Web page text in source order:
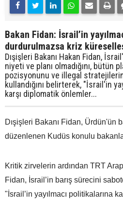
Bakan Fidan: İsrail’in
durdurulmazsa kriz
Dışişleri Bakanı Hakan Fidan,
niyeti ve planı olmadığını, bütün
pozisyonunu ve illegal
kullandığını belirterek, "İsrail'in
karşı diplomatik önlemler...
Dışişleri Bakanı Fidan, Ürdün'ün
düzenlenen Kudüs konulu
Kritik zirvelerin ardından TRT
Fidan, İsrail’in barış sürecini
"İsrail’in yayılmacı politikalarına